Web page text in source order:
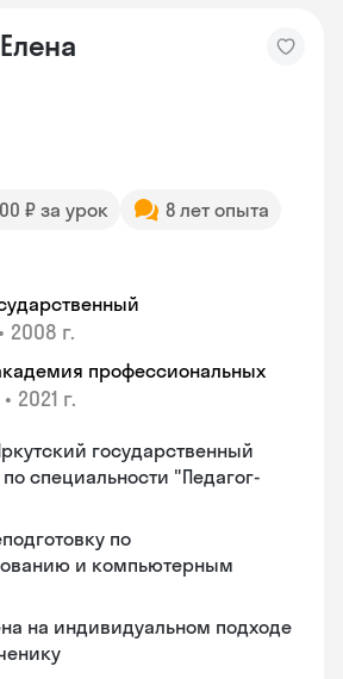
Елена
₽ за урок
8 лет опыта
• 2008 г.
профессиональных
• 2021 г.
государственный
специальности "Педагог-
по
и компьютерным
на индивидуальном подходе